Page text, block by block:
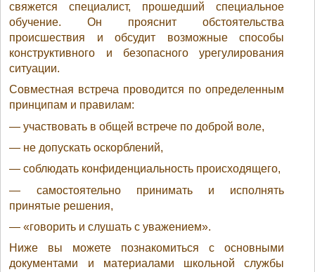
свяжется специалист, прошедший специальное
обучение. Он прояснит обстоятельства
происшествия и обсудит возможные способы
конструктивного и безопасного урегулирования
ситуации.
Совместная встреча проводится по определенным
принципам и правилам:
— участвовать в общей встрече по доброй воле,
— не допускать оскорблений,
— соблюдать конфиденциальность происходящего,
— самостоятельно принимать и исполнять
принятые решения,
— «говорить и слушать с уважением».
Ниже вы можете познакомиться с основными
документами и материалами школьной службы